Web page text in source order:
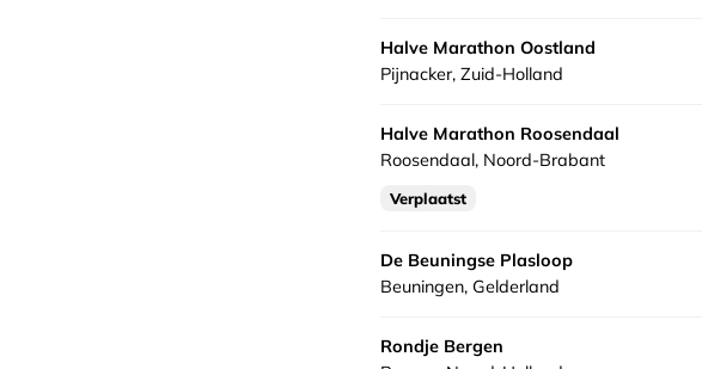
Halve Marathon Oostland
Pijnacker, Zuid-Holland
Halve Marathon Roosendaal
Roosendaal, Noord-Brabant
Verplaatst
De Beuningse Plasloop
Beuningen, Gelderland
Rondje Bergen